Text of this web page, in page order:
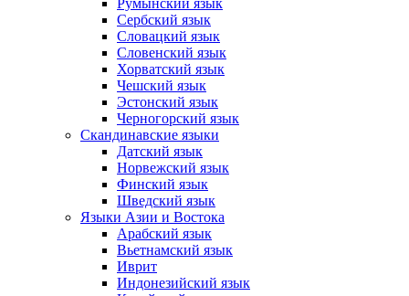
Румынский язык
Сербский язык
Словацкий язык
Словенский язык
Хорватский язык
Чешский язык
Эстонский язык
Черногорский язык
Скандинавские языки
Датский язык
Норвежский язык
Финский язык
Шведский язык
Языки Азии и Востока
Арабский язык
Вьетнамский язык
Иврит
Индонезийский язык